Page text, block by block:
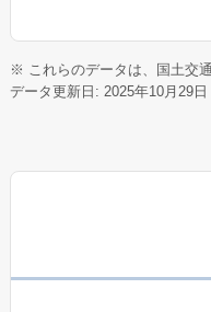
※ これらのデータは、国土交
データ更新日: 2025年10月29日